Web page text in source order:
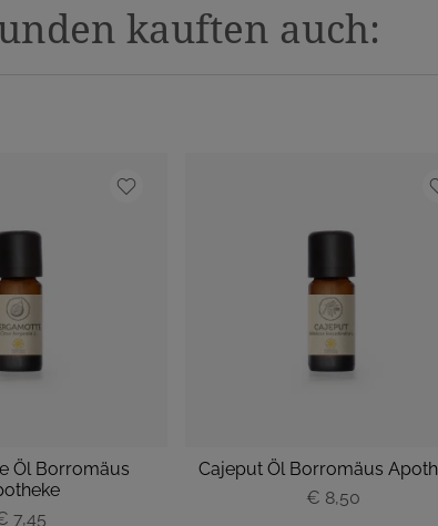
kauften auch:
Öl Borromäus
7,45
Cajeput Öl Borromäus
€ 8,50
P